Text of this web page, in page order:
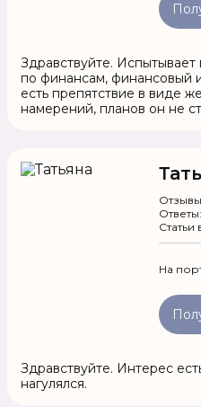
Здравствуйте.
по финансам, финансовый
есть препятствие в виде
намерений, планов он не
Статьи
На
Здравствуйте. Интерес
нагулялся.